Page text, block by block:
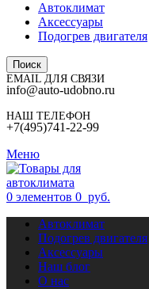
Автоклимат
Аксессуары
Подогрев двигателя
Поиск
EMAIL ДЛЯ СВЯЗИ
info@auto-udobno.ru
НАШ ТЕЛЕФОН
+7(495)741-22-99
Меню
0 элементов 0 руб.
Автоклимат
Подогрев двигателя
Аксессуары
Наш блог
О нас